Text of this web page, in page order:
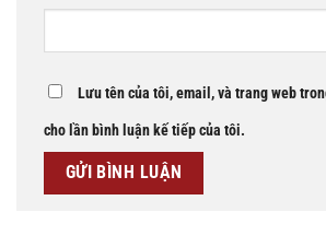
Lưu tên của tôi, email, và trang web
cho lần bình luận kế tiếp của tôi.